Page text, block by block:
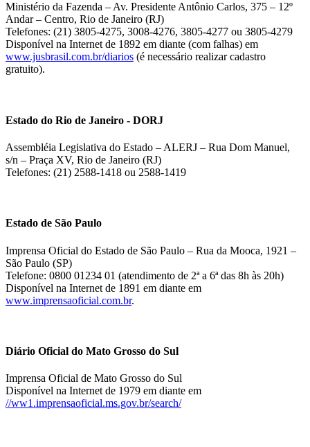
Ministério da Fazenda – Av. Presidente Antônio Carlos, 375 – 12º
Andar – Centro, Rio de Janeiro (RJ)
Telefones: (21) 3805-4275, 3008-4276, 3805-4277 ou 3805-4279
Disponível na Internet de 1892 em diante (com falhas) em
www.jusbrasil.com.br/diarios (é necessário realizar cadastro
gratuito).
Estado do Rio de Janeiro - DORJ
Assembléia Legislativa do Estado – ALERJ – Rua Dom Manuel,
s/n – Praça XV, Rio de Janeiro (RJ)
Telefones: (21) 2588-1418 ou 2588-1419
Estado de São Paulo
Imprensa Oficial do Estado de São Paulo – Rua da Mooca, 1921 –
São Paulo (SP)
Telefone: 0800 01234 01 (atendimento de 2ª a 6ª das 8h às 20h)
Disponível na Internet de 1891 em diante em
www.imprensaoficial.com.br.
Diário Oficial do Mato Grosso do Sul
Imprensa Oficial de Mato Grosso do Sul
Disponível na Internet de 1979 em diante em
//ww1.imprensaoficial.ms.gov.br/search/